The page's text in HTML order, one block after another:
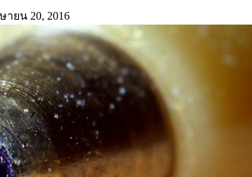
ายน 20, 2016